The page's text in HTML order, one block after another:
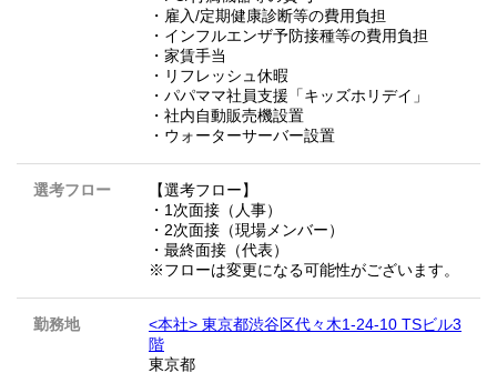
・雇入/定期健康診断等の費用負担
・インフルエンザ予防接種等の費用負担
・家賃手当
・リフレッシュ休暇
・パパママ社員支援「キッズホリデイ」
・社内自動販売機設置
・ウォーターサーバー設置
選考フロー
【選考フロー】
・1次面接（人事）
・2次面接（現場メンバー）
・最終面接（代表）
※フローは変更になる可能性がございます。
勤務地
<本社> 東京都渋谷区代々木1-24-10 TSビル3
階
東京都